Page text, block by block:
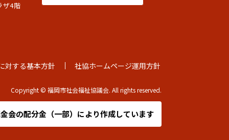
ザ4階
対する基本方針 社協ホームページ運用方針
Copyright © 福岡市社会福祉協議会. All rights reserved.
会の配分金（一部）により作成しています